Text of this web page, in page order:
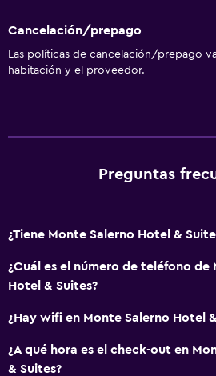
TV
Servicios de lavandería/tintorería
Check-out exprés
Recepción 24 horas
Accesibilidad y adecuación
Para no fumadores
Cancelación/prepago
Las políticas de cancelación/prepago
habitación y el proveedor.
Preguntas
¿Tiene Monte Salerno Hotel &
¿Cuál es el número de teléfono de
Hotel & Suites?
¿Hay wifi en Monte Salerno Hotel
¿A qué hora es el check-out en
& Suites?